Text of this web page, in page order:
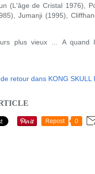
(L'âge de Cristal 1976),
Jumanji (1995),
plus vieux … A quand
Repost 0